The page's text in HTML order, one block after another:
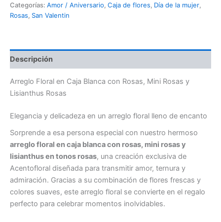
Categorías: Amor / Aniversario, Caja de flores, Día de la mujer,
Rosas, San Valentin
Descripción
Arreglo Floral en Caja Blanca con Rosas, Mini Rosas y
Lisianthus Rosas
Elegancia y delicadeza en un arreglo floral lleno de encanto
Sorprende a esa persona especial con nuestro hermoso
arreglo floral en caja blanca con rosas, mini rosas y
lisianthus en tonos rosas, una creación exclusiva de
Acentofloral diseñada para transmitir amor, ternura y
admiración. Gracias a su combinación de flores frescas y
colores suaves, este arreglo floral se convierte en el regalo
perfecto para celebrar momentos inolvidables.